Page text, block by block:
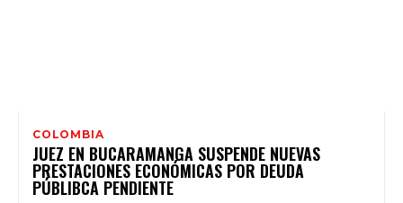
COLOMBIA
JUEZ EN BUCARAMANGA SUSPENDE NUEVAS
PRESTACIONES ECONÓMICAS POR DEUDA
PÚBLIBCA PENDIENTE